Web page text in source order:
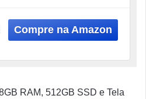
RAM, 512GB SSD e Tela